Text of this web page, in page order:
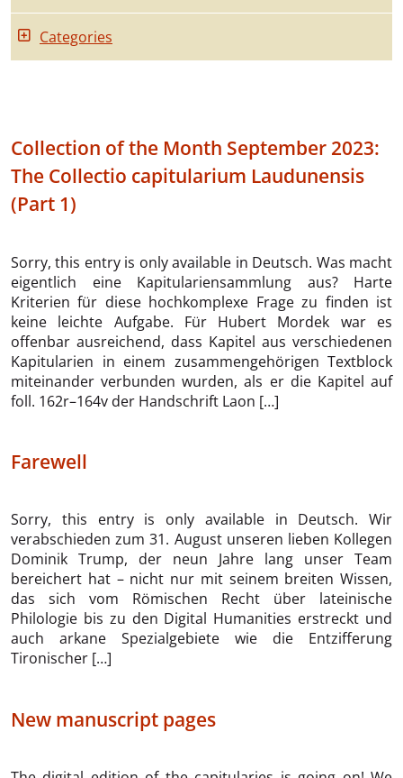
Categories
Collection of the Month September 2023:
The Collectio capitularium Laudunensis
(Part 1)
Sorry, this entry is only available in Deutsch. Was macht
eigentlich eine Kapitulariensammlung aus? Harte
Kriterien für diese hochkomplexe Frage zu finden ist
keine leichte Aufgabe. Für Hubert Mordek war es
offenbar ausreichend, dass Kapitel aus verschiedenen
Kapitularien in einem zusammengehörigen Textblock
miteinander verbunden wurden, als er die Kapitel auf
foll. 162r–164v der Handschrift Laon […]
Farewell
Sorry, this entry is only available in Deutsch. Wir
verabschieden zum 31. August unseren lieben Kollegen
Dominik Trump, der neun Jahre lang unser Team
bereichert hat – nicht nur mit seinem breiten Wissen,
das sich vom Römischen Recht über lateinische
Philologie bis zu den Digital Humanities erstreckt und
auch arkane Spezialgebiete wie die Entzifferung
Tironischer […]
New manuscript pages